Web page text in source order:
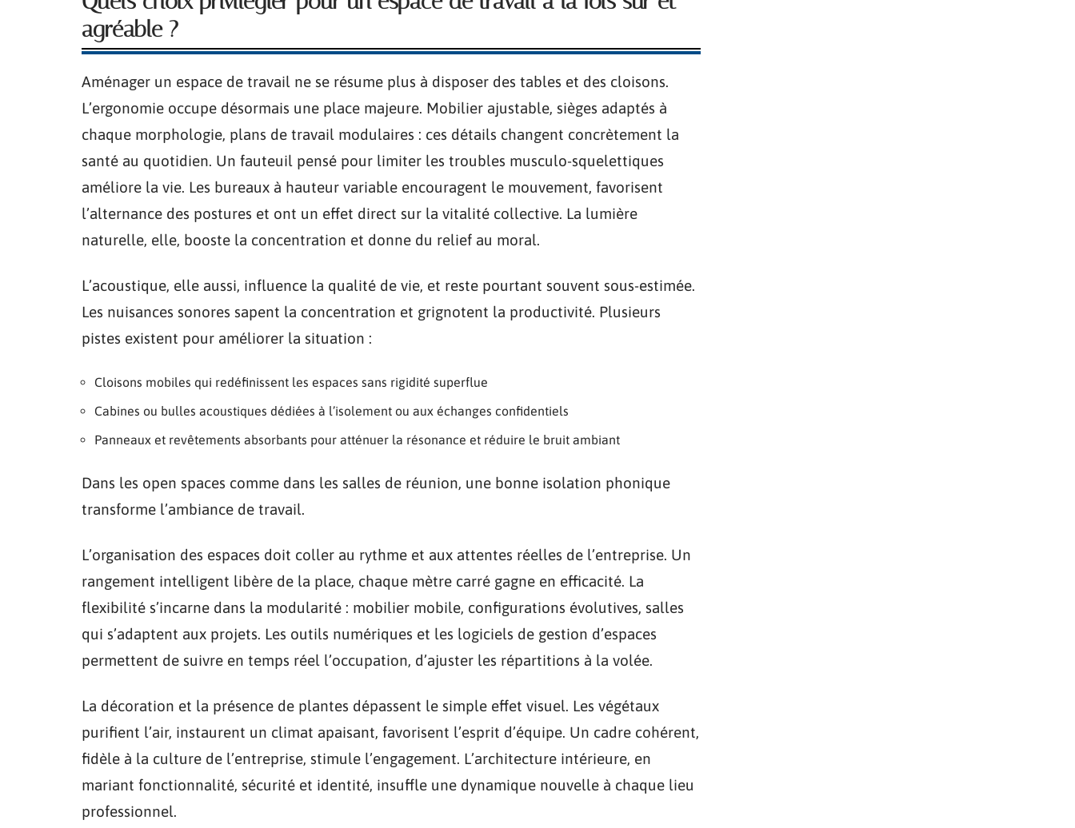
agréable ?
Aménager un espace de travail ne se résume plus à disposer des tables et des cloisons.
L’ergonomie occupe désormais une place majeure. Mobilier ajustable, sièges adaptés à
chaque morphologie, plans de travail modulaires : ces détails changent concrètement la
santé au quotidien. Un fauteuil pensé pour limiter les troubles musculo-squelettiques
améliore la vie. Les bureaux à hauteur variable encouragent le mouvement, favorisent
l’alternance des postures et ont un effet direct sur la vitalité collective. La lumière
naturelle, elle, booste la concentration et donne du relief au moral.
L’acoustique, elle aussi, influence la qualité de vie, et reste pourtant souvent sous-estimée.
Les nuisances sonores sapent la concentration et grignotent la productivité. Plusieurs
pistes existent pour améliorer la situation :
Cloisons mobiles qui redéfinissent les espaces sans rigidité superflue
Cabines ou bulles acoustiques dédiées à l’isolement ou aux échanges confidentiels
Panneaux et revêtements absorbants pour atténuer la résonance et réduire le bruit ambiant
Dans les open spaces comme dans les salles de réunion, une bonne isolation phonique
transforme l’ambiance de travail.
L’organisation des espaces doit coller au rythme et aux attentes réelles de l’entreprise. Un
rangement intelligent libère de la place, chaque mètre carré gagne en efficacité. La
flexibilité s’incarne dans la modularité : mobilier mobile, configurations évolutives, salles
qui s’adaptent aux projets. Les outils numériques et les logiciels de gestion d’espaces
permettent de suivre en temps réel l’occupation, d’ajuster les répartitions à la volée.
La décoration et la présence de plantes dépassent le simple effet visuel. Les végétaux
purifient l’air, instaurent un climat apaisant, favorisent l’esprit d’équipe. Un cadre cohérent,
fidèle à la culture de l’entreprise, stimule l’engagement. L’architecture intérieure, en
mariant fonctionnalité, sécurité et identité, insuffle une dynamique nouvelle à chaque lieu
professionnel.